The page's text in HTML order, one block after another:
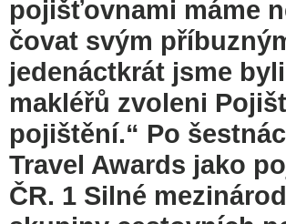
pojišťovnami máme
čovat svým
jedenáctkrát jsme
makléřů zvoleni
pojištění.“ Po
Travel Awards jako
ČR. 1 Silné